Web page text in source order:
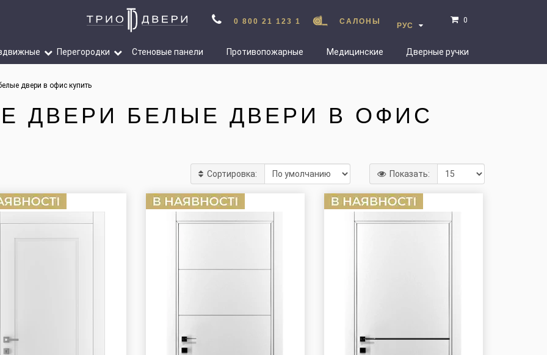
0 800 21 123 1 САЛОНЫ РУС
0
Перегородки Стеновые панели Противопожарные Медицинские Дверные ручки
двери в офис купить
ДВЕРИ БЕЛЫЕ ДВЕРИ В ОФИС
Сортировка: Показать: